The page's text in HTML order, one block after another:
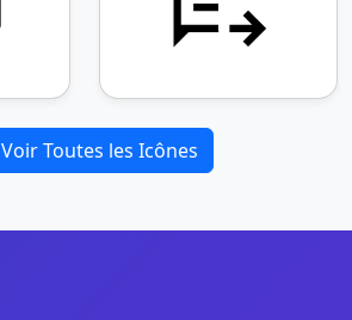
Voir Toutes les Icônes